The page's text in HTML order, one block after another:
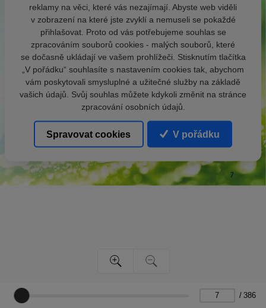
/ 386
reklamy na věci, které vás nezajímají. Abyste web viděli
v zobrazení na které jste zvyklí a nemuseli se pokaždé
přihlašovat. Proto od vás potřebujeme souhlas se
zpracováním souborů cookies - malých souborů, které
se dočasně ukládají ve vašem prohlížeči. Stisknutím tlačítka
„V pořádku“ souhlasíte s nastavením cookies tak, abychom
vám poskytovali smysluplné a užitečné služby na základě
vašich údajů. Svůj souhlas můžete kdykoli změnit na stránce
zpracování osobních údajů.
Spravovat cookies V pořádku